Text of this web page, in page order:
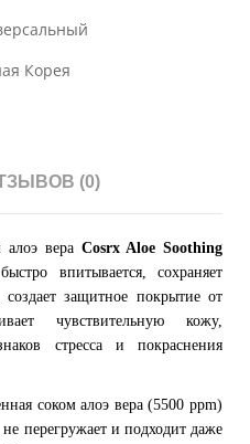
Корея
(0)
вера Cosrx Aloe Soothing
быстро впитывается, сохраняет
защитное покрытие от
чувствительную кожу,
стресса и покраснения
соком алоэ вера (5500 ppm)
перегружает и подходит даже